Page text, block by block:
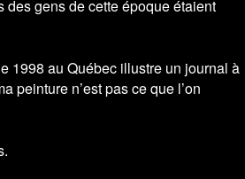
des gens de cette époque étaient
1998 au Québec illustre un journal à
peinture n’est pas ce que l’on